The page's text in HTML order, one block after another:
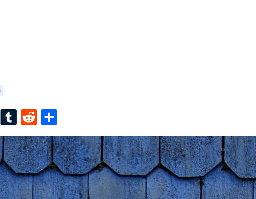
LineTumblr
Reddit